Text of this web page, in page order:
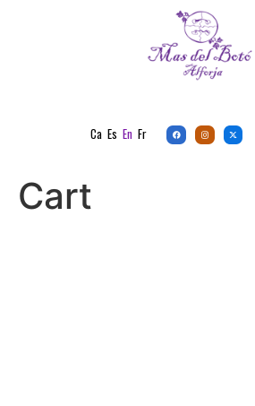
Ca Es En Fr
Cart